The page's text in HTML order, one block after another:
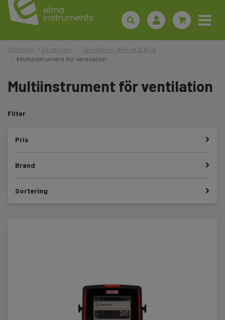
Startsida Produkter
Ventilation, Klimat & Kyla
Multiinstrument för ventilation
Multiinstrument för ventilation
Filter
Pris
Brand
Sortering